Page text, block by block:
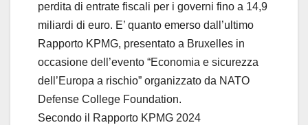
perdita di entrate fiscali per i governi fino a 14,9
miliardi di euro. E’ quanto emerso dall’ultimo
Rapporto KPMG, presentato a Bruxelles in
occasione dell’evento “Economia e sicurezza
dell’Europa a rischio” organizzato da NATO
Defense College Foundation.
Secondo il Rapporto KPMG 2024